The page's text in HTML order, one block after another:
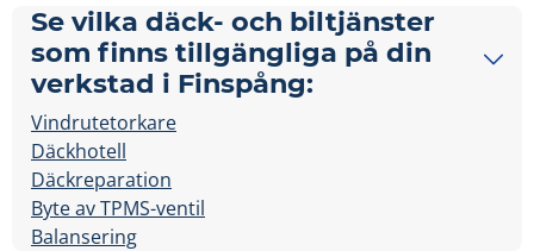
Se vilka däck- och biltjänster
som finns tillgängliga på din
verkstad i Finspång:
Vindrutetorkare
Däckhotell
Däckreparation
Byte av TPMS-ventil
Balansering